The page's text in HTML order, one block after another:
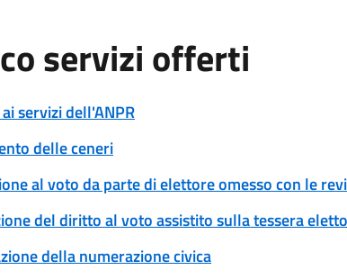
servizi offerti
servizi dell'ANPR
delle ceneri
al voto da parte di elettore omesso con le
del diritto al voto assistito sulla tessera
della numerazione civica